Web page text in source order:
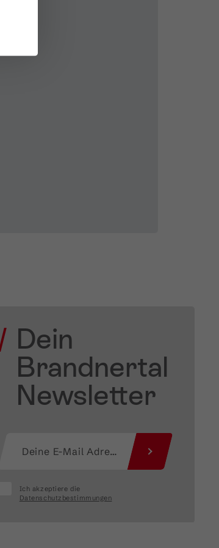
Dein
Brandnertal
Newsletter
Ich akzeptiere die
Datenschutzbestimmungen